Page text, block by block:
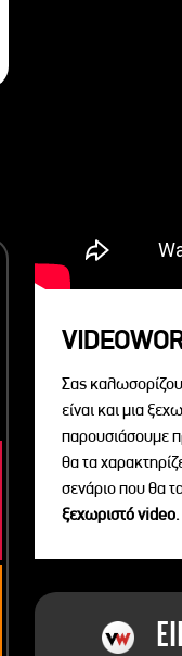
Σας
είναι και μια
παρουσιάσουμε
θα τα
σενάριο που θα
ξεχωριστό videο.